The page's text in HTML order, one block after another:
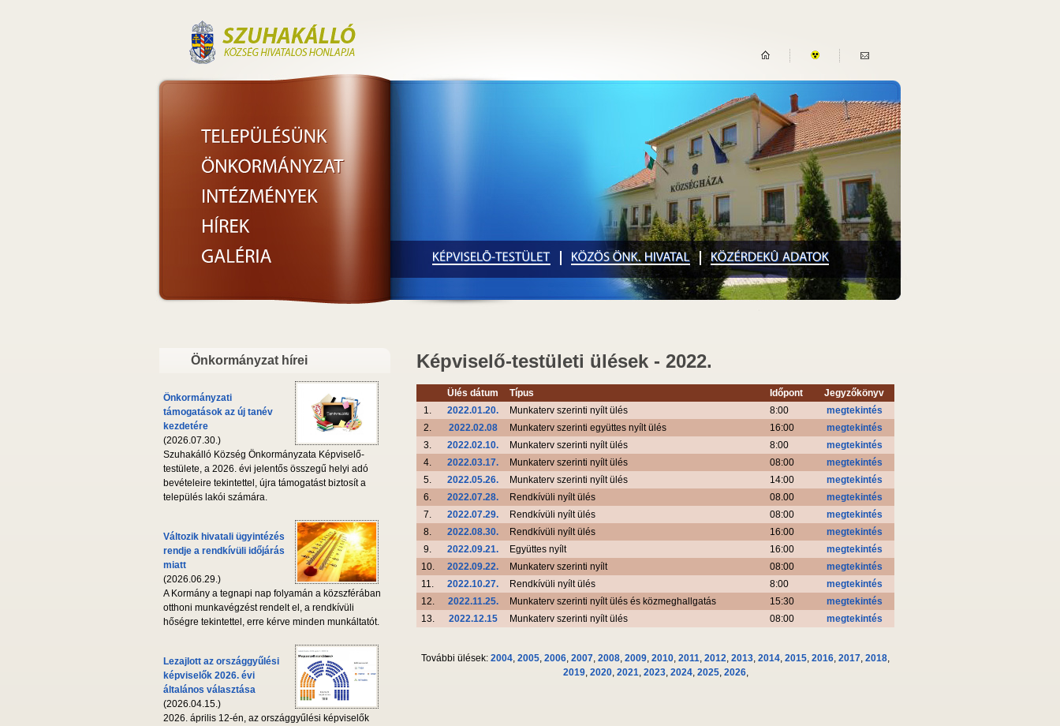
Önkormányzat hírei
Önkormányzati
támogatások az új tanév
kezdetére
(2026.07.30.)
Szuhakálló Község Önkormányzata Képviselő-
testülete, a 2026. évi jelentős összegű helyi adó
bevételeire tekintettel, újra támogatást biztosít a
település lakói számára.
Változik hivatali ügyintézés
rendje a rendkívüli időjárás
miatt
(2026.06.29.)
A Kormány a tegnapi nap folyamán a közszférában
otthoni munkavégzést rendelt el, a rendkívüli
hőségre tekintettel, erre kérve minden munkáltatót.
Lezajlott az országgyűlési
képviselők 2026. évi
általános választása
(2026.04.15.)
2026. április 12-én, az országgyűlési képviselők
Képviselő-testületi ülések - 2022.
Ülés dátum Típus Időpont
Jegyzőkönyv
1.
2022.01.20. Munkaterv szerinti nyílt ülés 8:00
megtekintés
2.
2022.02.08 Munkaterv szerinti együttes nyílt ülés 16:00
megtekintés
3.
2022.02.10. Munkaterv szerinti nyílt ülés 8:00
megtekintés
4.
2022.03.17. Munkaterv szerinti nyílt ülés 08:00
megtekintés
5.
2022.05.26. Munkaterv szerinti nyílt ülés 14:00
megtekintés
6.
2022.07.28. Rendkívüli nyílt ülés 08.00
megtekintés
7.
2022.07.29. Rendkívüli nyílt ülés 08:00
megtekintés
8.
2022.08.30. Rendkívüli nyílt ülés 16:00
megtekintés
9.
2022.09.21. Együttes nyílt 16:00
megtekintés
10.
2022.09.22. Munkaterv szerinti nyílt 08:00
megtekintés
11.
2022.10.27. Rendkívüli nyílt ülés 8:00
megtekintés
12.
2022.11.25. Munkaterv szerinti nyílt ülés és közmeghallgatás 15:30
megtekintés
13.
2022.12.15 Munkaterv szerinti nyílt ülés 08:00 megtekintés
További ülések: 2004, 2005, 2006, 2007, 2008, 2009, 2010, 2011, 2012, 2013, 2014, 2015, 2016, 2017, 2018,
2019, 2020, 2021, 2023, 2024, 2025, 2026,